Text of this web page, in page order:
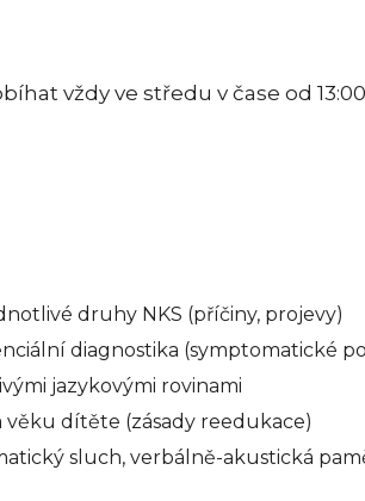
vždy ve středu v čase od 13:00
druhy NKS (příčiny, projevy)
diagnostika (symptomatické
jazykovými rovinami
věku dítěte (zásady reedukace)
sluch, verbálně-akustická